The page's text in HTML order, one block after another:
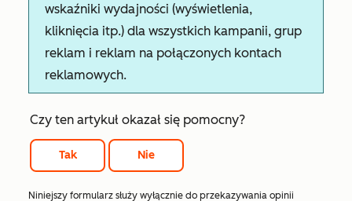
wskaźniki wydajności (wyświetlenia,
kliknięcia itp.) dla wszystkich kampanii, grup
reklam i reklam na połączonych kontach
reklamowych.
Czy ten artykuł okazał się pomocny?
Tak Nie
Niniejszy formularz służy wyłącznie do przekazywania opinii